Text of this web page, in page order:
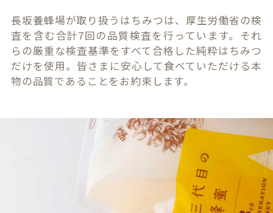
長坂養蜂場が取り扱うはちみつは、厚生労働省の検
査を含む合計7回の品質検査を行っています。それ
らの厳重な検査基準をすべて合格した純粋はちみつ
だけを使用。皆さまに安心して食べていただける本
物の品質であることをお約束します。